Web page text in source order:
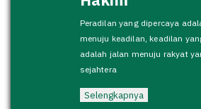
Peradilan yang dipercaya
menuju keadilan, keadilan
adalah jalan menuju rakyat
sejahtera
Selengkapnya